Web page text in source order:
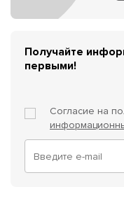
Получайте
первыми!
Согласие на